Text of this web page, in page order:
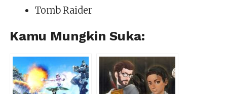
Tomb Raider
Kamu Mungkin Suka: